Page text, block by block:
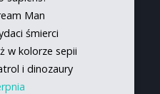
Man
śmierci
w kolorze sepii
i dinozaury